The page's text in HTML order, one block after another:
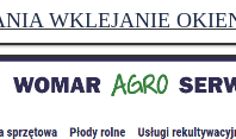
WKLEJANIE